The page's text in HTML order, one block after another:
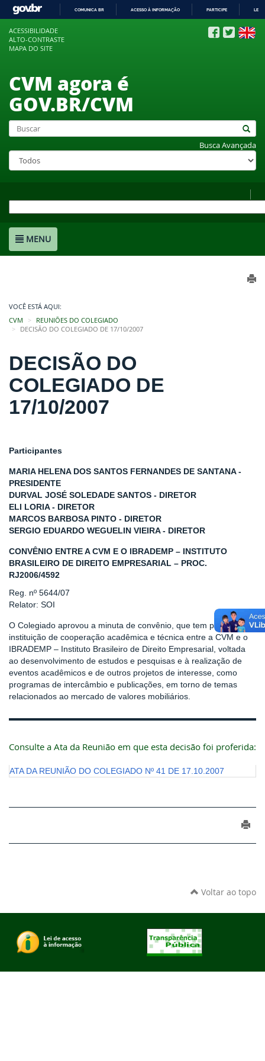
COMUNICA BR ACESSO À INFORMAÇÃO PARTICIPE
ACESSIBILIDADE
ALTO-CONTRASTE
MAPA DO SITE
CVM agora é
GOV.BR/CVM
Busca Avançada
MENU
VOCÊ ESTÁ AQUI:
CVM
REUNIÕES DO COLEGIADO
DECISÃO DO COLEGIADO DE 17/10/2007
DECISÃO DO
COLEGIADO DE
17/10/2007
Participantes
MARIA HELENA DOS SANTOS FERNANDES DE SANTANA -
PRESIDENTE
DURVAL JOSÉ SOLEDADE SANTOS - DIRETOR
ELI LORIA - DIRETOR
MARCOS BARBOSA PINTO - DIRETOR
SERGIO EDUARDO WEGUELIN VIEIRA - DIRETOR
CONVÊNIO ENTRE A CVM E O IBRADEMP – INSTITUTO
BRASILEIRO DE DIREITO EMPRESARIAL – PROC.
RJ2006/4592
Reg. nº 5644/07
Relator: SOI
O Colegiado aprovou a minuta de convênio, que tem por objeto a
instituição de cooperação acadêmica e técnica entre a CVM e o
IBRADEMP – Instituto Brasileiro de Direito Empresarial, voltada
ao desenvolvimento de estudos e pesquisas e à realização de
eventos acadêmicos e de outros projetos de interesse, como
programas de intercâmbio e publicações, em torno de temas
relacionados ao mercado de valores mobiliários.
Consulte a Ata da Reunião em que esta decisão foi proferida:
ATA DA REUNIÃO DO COLEGIADO Nº 41 DE 17.10.2007
Voltar ao topo